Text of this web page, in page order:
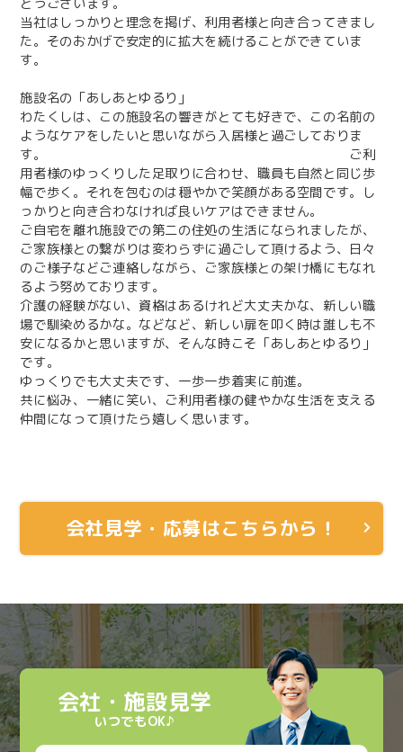
とうございます。
当社はしっかりと理念を掲げ、利用者様と向き合ってきまし
た。そのおかげで安定的に拡大を続けることができていま
す。
施設名の「あしあとゆるり」
わたくしは、この施設名の響きがとても好きで、この名前の
ようなケアをしたいと思いながら入居様と過ごしておりま
す。 ご利
用者様のゆっくりした足取りに合わせ、職員も自然と同じ歩
幅で歩く。それを包むのは穏やかで笑顔がある空間です。し
っかりと向き合わなければ良いケアはできません。
ご自宅を離れ施設での第二の住処の生活になられましたが、
ご家族様との繋がりは変わらずに過ごして頂けるよう、日々
のご様子などご連絡しながら、ご家族様との架け橋にもなれ
るよう努めております。
介護の経験がない、資格はあるけれど大丈夫かな、新しい職
場で馴染めるかな。などなど、新しい扉を叩く時は誰しも不
安になるかと思いますが、そんな時こそ「あしあとゆるり」
です。
ゆっくりでも大丈夫です、一歩一歩着実に前進。
共に悩み、一緒に笑い、ご利用者様の健やかな生活を支える
仲間になって頂けたら嬉しく思います。
会社見学・応募はこちらから！
会社・施設見学
いつでもOK♪